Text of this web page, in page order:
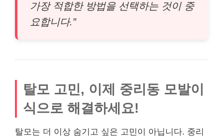
가장 적합한 방법을 선택하는 것이 중
요합니다.”
탈모 고민, 이제 중리동 모발이
식으로 해결하세요!
탈모는 더 이상 숨기고 싶은 고민이 아닙니다. 중리